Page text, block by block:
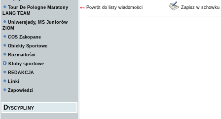
Tour De Pologne Maratony
LANG TEAM
Uniwersjady, MS Juniorów
ZIOM
COS Zakopane
Obiekty Sportowe
Rozmaitości
Kluby sportowe
REDAKCJA
Linki
Zapowiedzi
Dyscypliny
«« Powrót do listy wiadomości Zapisz w schowku